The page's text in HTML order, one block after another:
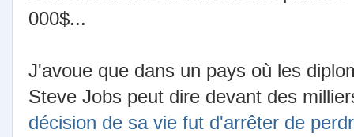
000$...
J'avoue que dans un pays où les
Steve Jobs peut dire devant des
décision de sa vie fut d'arrêter de